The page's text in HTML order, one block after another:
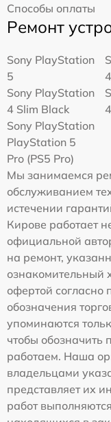
Способы оплаты
Ремонт
Sony PlayStation
5
4
Sony PlayStation
4 Slim Black
Sony PlayStation
PlayStation 5
Pro (PS5 Pro)
Мы занимаемся
обслуживанием
истечении
Кирове работает
официальной
на ремонт,
ознакомительный
офертой согласно
обозначения
упоминаются
чтобы обозначить
работаем. Наша
владельцами
представляет их
работ